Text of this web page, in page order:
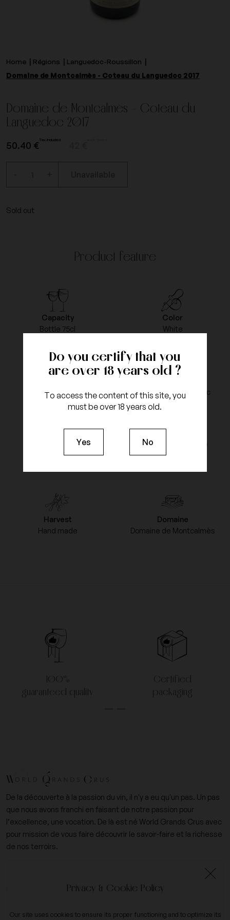
Do you certify that you
are over 18 years old ?
To access the content of this site, you
must be over 18 years old.
Yes No
Home Régions
Languedoc-Roussillon
Domaine de Montcalmès - Coteau du Languedoc 2017
Domaine de Montcalmès - Coteau du
Languedoc 2017
50.40 € Tax included
Sold out
Product feature
Capacity
Bottle 75cl
Color
White
2017
Coteau du Languedoc
grapes type
Marsanne
Type of Agriculture
Biologic Agriculture
Harvest
Hand made
Domaine
Domaine de Montcalmès
100%
guaranteed quality
Certified
packaging
De la découverte à la passion du vin, il n'y a eu qu'un pas. Un pas
que nous avons franchi en faisant de notre passion pour
l’excellence, une vocation. De là est né World Grands Crus avec
pour mission de vous faire découvrir le savoir-faire et la richesse
de nos terroirs.
contact@worldgrandscrus.com
Privacy & Cookie Policy
Our site uses cookies to ensure its proper functioning and to optimize its